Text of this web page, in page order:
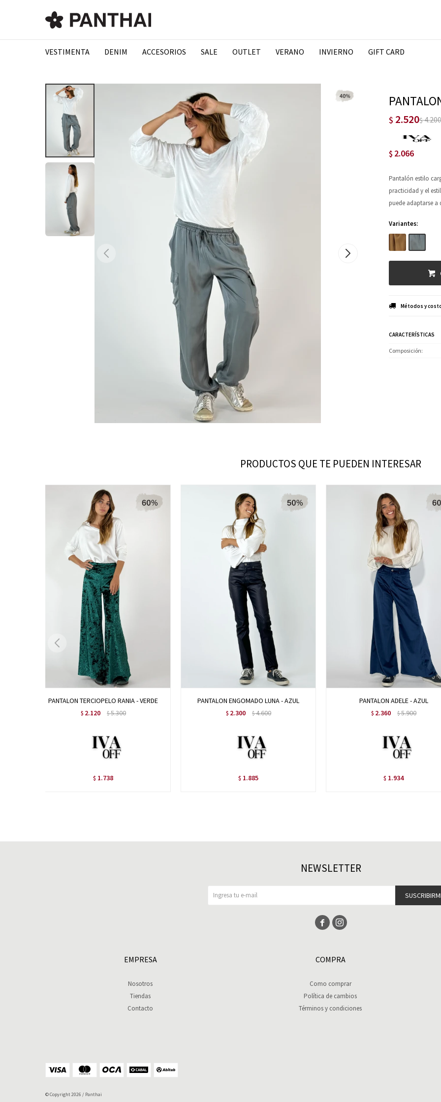
VESTIMENTA DENIM ACCESORIOS SALE OUTLET VERANO INVIERNO GIFT CARD
$ 2.520$4.200
$ 2.066
Pantalón estilo
practicidad y el
puede adaptarse a
Variantes:
Métodos y
CARACTERÍSTICAS
Composición
PRODUCTOS QUE TE PUEDEN INTERESAR
PANTALON TERCIOPELO RANIA - VERDE
$ 2.120 $5.300
$ 1.738
PANTALON ENGOMADO LUNA - AZUL
$ 2.300 $4.600
$ 1.885
PANTALON ADELE - AZUL
$ 2.360 $5.900
$ 1.934
EMPRESA
Nosotros
Tiendas
Contacto
COMPRA
Como comprar
Política de cambios
Términos y condiciones
NEWSLETTER
 
© Copyright 2026 / Panthai